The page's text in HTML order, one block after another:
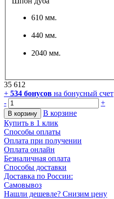
610 мм.
440 мм.
2040 мм.
35 612
+ 534 бонусов на бонусный счет
-
+
В корзину
В корзине
Купить в 1 клик
Способы оплаты
Оплата при получении
Оплата онлайн
Безналичная оплата
Способы доставки
Доставка по России:
Самовывоз
Нашли дешевле? Снизим цену